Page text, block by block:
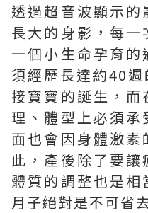
透過超音波顯示
長大的身影，每
一個小生命孕育的
須經歷長達約40
接寶寶的誕生，
理、體型上必須
面也會因身體激
此，產後除了要讓
體質的調整也是
月子絕對是不可省